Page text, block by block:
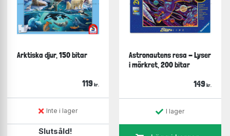
Arktiska djur, 150 bitar
119 kr.
Inte i lager
Slutsåld!
Astronautens resa - Lyser
i mörkret, 200 bitar
149 kr.
I lager